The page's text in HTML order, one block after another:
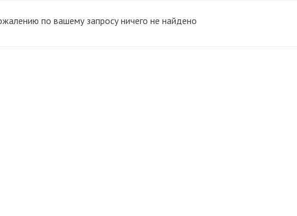
по вашему запросу ничего не найдено